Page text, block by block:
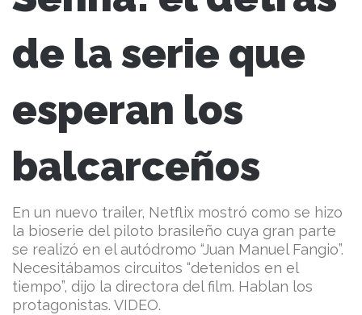
de la serie que
esperan los
balcarceños
En un nuevo trailer, Netflix mostró como se hizo
la bioserie del piloto brasileño cuya gran parte
se realizó en el autódromo “Juan Manuel Fangio”.
Necesitábamos circuitos “detenidos en el
tiempo”, dijo la directora del film. Hablan los
protagonistas. VIDEO.